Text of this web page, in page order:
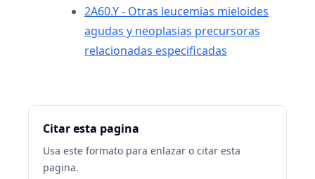
2A60.Y - Otras leucemias mieloides
agudas y neoplasias precursoras
relacionadas especificadas
Citar esta pagina
Usa este formato para enlazar o citar esta
pagina.